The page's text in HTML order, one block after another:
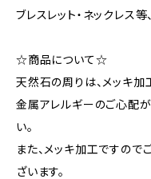
ブレスレット・ネックレス
☆商品について☆
天然石の周りは、メッキ加
金属アレルギーのご心配
い。
また、メッキ加工ですの
ざいます。